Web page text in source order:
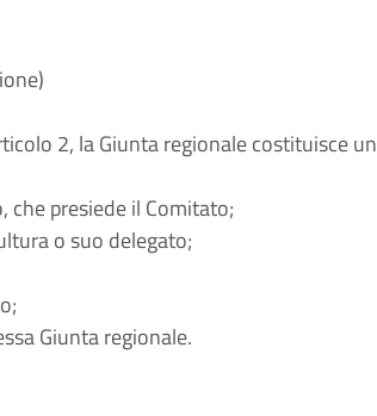
2, la Giunta regionale costituisce un
che presiede il Comitato;
o suo delegato;
Giunta regionale.